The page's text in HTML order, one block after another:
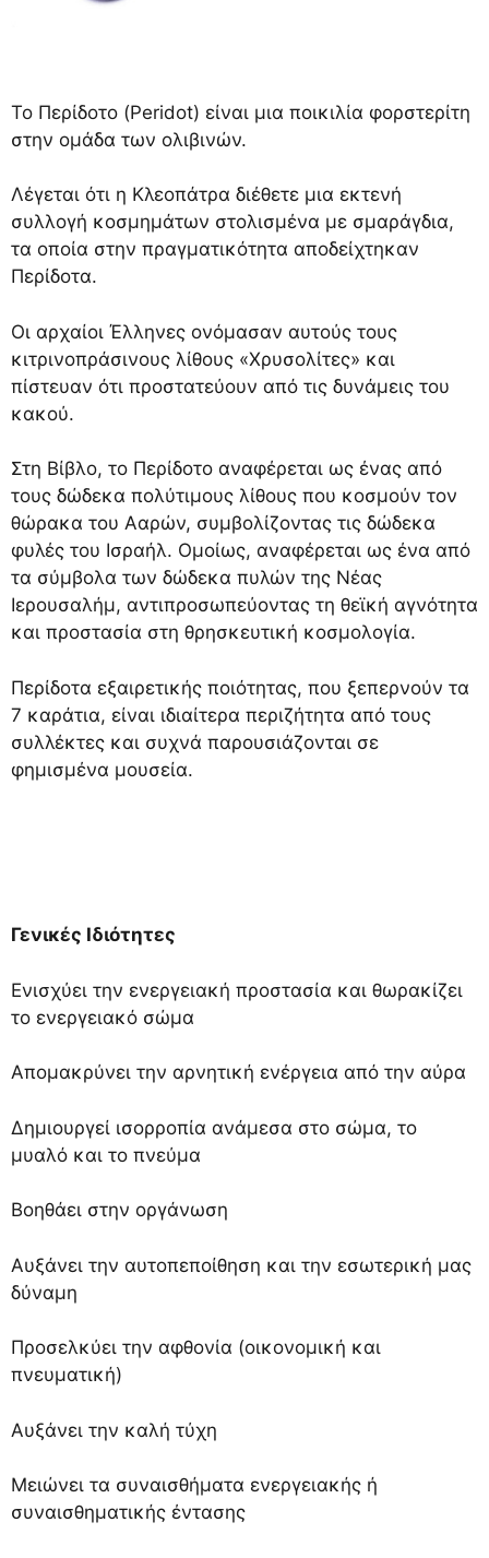
Το Περίδοτο (Peridot) είναι μια ποικιλία φορστερίτη
στην ομάδα των ολιβινών.
Λέγεται ότι η Κλεοπάτρα διέθετε μια εκτενή
συλλογή κοσμημάτων στολισμένα με σμαράγδια,
τα οποία στην πραγματικότητα αποδείχτηκαν
Περίδοτα.
Οι αρχαίοι Έλληνες ονόμασαν αυτούς τους
κιτρινοπράσινους λίθους «Χρυσολίτες» και
πίστευαν ότι προστατεύουν από τις δυνάμεις του
κακού.
Στη Βίβλο, το Περίδοτο αναφέρεται ως ένας από
τους δώδεκα πολύτιμους λίθους που κοσμούν τον
θώρακα του Ααρών, συμβολίζοντας τις δώδεκα
φυλές του Ισραήλ. Ομοίως, αναφέρεται ως ένα από
τα σύμβολα των δώδεκα πυλών της Νέας
Ιερουσαλήμ, αντιπροσωπεύοντας τη θεϊκή αγνότητα
και προστασία στη θρησκευτική κοσμολογία.
Περίδοτα εξαιρετικής ποιότητας, που ξεπερνούν τα
7 καράτια, είναι ιδιαίτερα περιζήτητα από τους
συλλέκτες και συχνά παρουσιάζονται σε
φημισμένα μουσεία.
Γενικές Ιδιότητες
Ενισχύει την ενεργειακή προστασία και θωρακίζει
το ενεργειακό σώμα
Απομακρύνει την αρνητική ενέργεια από την αύρα
Δημιουργεί ισορροπία ανάμεσα στο σώμα, το
μυαλό και το πνεύμα
Βοηθάει στην οργάνωση
Αυξάνει την αυτοπεποίθηση και την εσωτερική μας
δύναμη
Προσελκύει την αφθονία (οικονομική και
πνευματική)
Αυξάνει την καλή τύχη
Μειώνει τα συναισθήματα ενεργειακής ή
συναισθηματικής έντασης